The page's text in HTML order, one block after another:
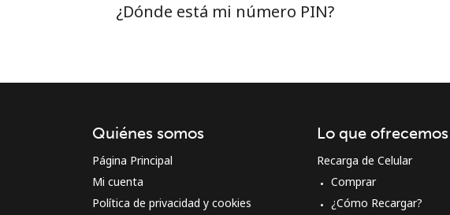
¿Dónde está mi número PIN?
Quiénes somos
Página Principal
Mi cuenta
Política de privacidad y cookies
Lo que ofrecemos
Recarga de Celular
Comprar
¿Cómo Recargar?